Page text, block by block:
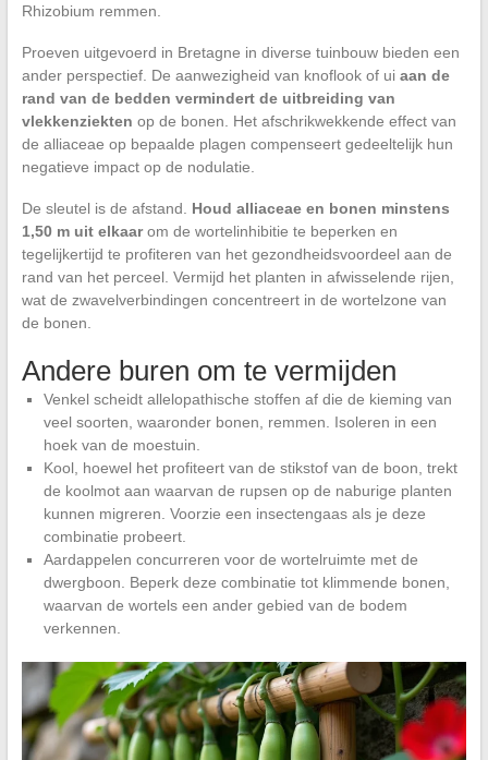
Rhizobium remmen.
Proeven uitgevoerd in Bretagne in diverse tuinbouw bieden een
ander perspectief. De aanwezigheid van knoflook of ui aan de
rand van de bedden vermindert de uitbreiding van
vlekkenziekten op de bonen. Het afschrikwekkende effect van
de alliaceae op bepaalde plagen compenseert gedeeltelijk hun
negatieve impact op de nodulatie.
De sleutel is de afstand. Houd alliaceae en bonen minstens
1,50 m uit elkaarom de wortelinhibitie te beperken en
tegelijkertijd te profiteren van het gezondheidsvoordeel aan de
rand van het perceel. Vermijd het planten in afwisselende rijen,
wat de zwavelverbindingen concentreert in de wortelzone van
de bonen.
Andere buren om te vermijden
Venkel scheidt allelopathische stoffen af die de kieming van
veel soorten, waaronder bonen, remmen. Isoleren in een
hoek van de moestuin.
Kool, hoewel het profiteert van de stikstof van de boon, trekt
de koolmot aan waarvan de rupsen op de naburige planten
kunnen migreren. Voorzie een insectengaas als je deze
combinatie probeert.
Aardappelen concurreren voor de wortelruimte met de
dwergboon. Beperk deze combinatie tot klimmende bonen,
waarvan de wortels een ander gebied van de bodem
verkennen.